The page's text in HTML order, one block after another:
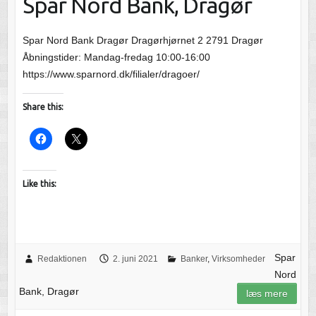
Spar Nord Bank Dragør Dragørhjørnet 2 2791 Dragør
Åbningstider: Mandag-fredag 10:00-16:00
https://www.sparnord.dk/filialer/dragoer/
Share this:
Like this:
Redaktionen 2. juni 2021 Banker, Virksomheder
Spar
Nord
Bank, Dragør
læs mere